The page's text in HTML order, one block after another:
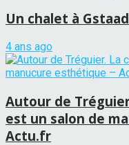
Un chalet à
4 ans ago
Autour de
est un salon de
Actu.fr